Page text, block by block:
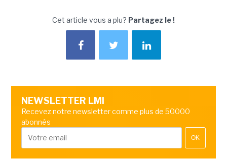
Cet article vous a plu? Partagez le !
NEWSLETTER LMI
Recevez notre newsletter comme plus de 50000
abonnés
OK